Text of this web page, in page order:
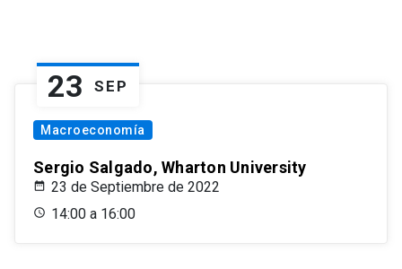
23 SEP
Macroeconomía
Sergio Salgado, Wharton University
23 de Septiembre de 2022
14:00 a 16:00